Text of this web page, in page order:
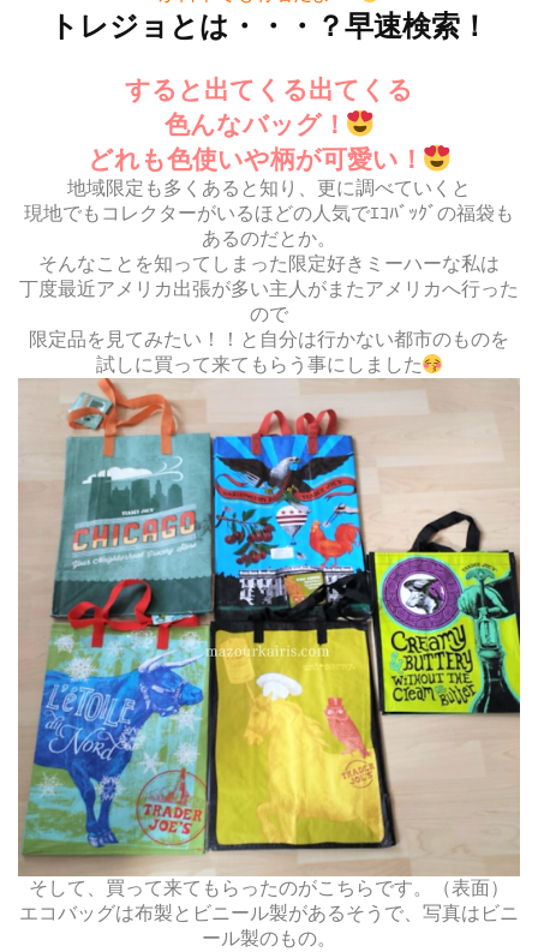
トレジョとは・・・？早速検索！
すると出てくる出てくる
色んなバッグ！
どれも色使いや柄が可愛い！
地域限定も多くあると知り、更に調べていくと
現地でもコレクターがいるほどの人気でｴｺﾊﾞｯｸﾞの福袋も
あるのだとか。
そんなことを知ってしまった限定好きミーハーな私は
丁度最近アメリカ出張が多い主人がまたアメリカへ行った
ので
限定品を見てみたい！！と自分は行かない都市のものを
試しに買って来てもらう事にしました
そして、買って来てもらったのがこちらです。（表面）
エコバッグは布製とビニール製があるそうで、写真はビニ
ール製のもの。